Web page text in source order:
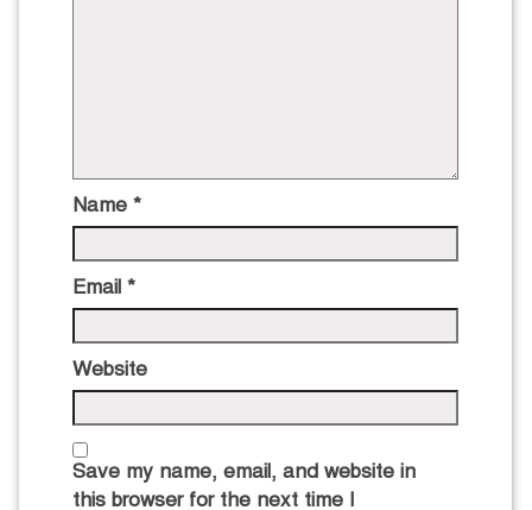
Name *
Email *
Website
Save my name, email, and website in
this browser for the next time I